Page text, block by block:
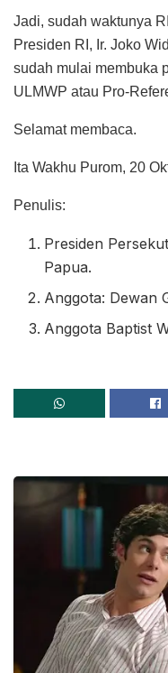
Jadi, sudah waktunya
Presiden RI, Ir. Joko
sudah mulai membuka
ULMWP atau Pro-
Selamat membaca.
Ita Wakhu Purom, 20
Penulis:
Presiden
Papua.
Anggota: Dewan
Anggota Baptist